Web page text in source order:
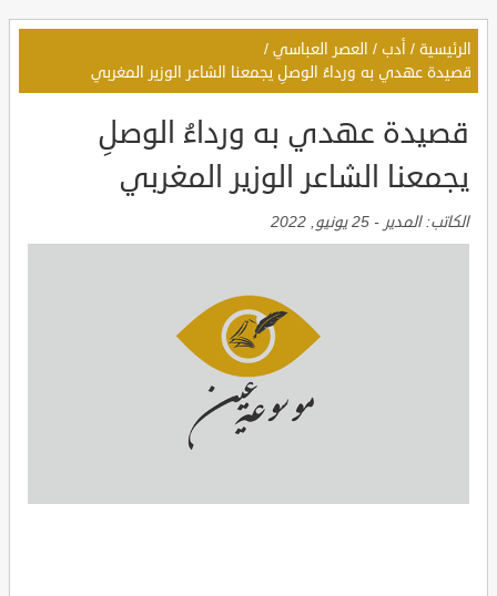
الرئيسية / أدب / العصر العباسي /
قصيدة عهدي به ورداءُ الوصلِ يجمعنا الشاعر الوزير المغربي
قصيدة عهدي به ورداءُ الوصلِ
يجمعنا الشاعر الوزير المغربي
الكاتب:المدير - 25 يونيو, 2022